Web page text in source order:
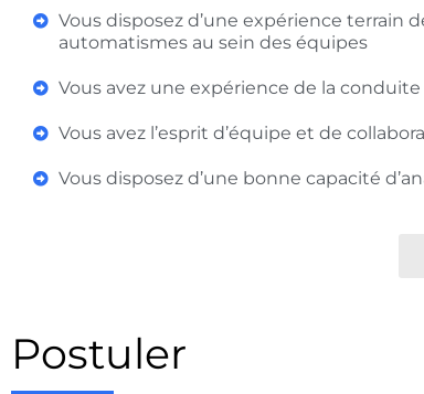
Vous disposez d’une expérience terrain
automatismes au sein des équipes
Vous avez une expérience de la
Vous avez l’esprit d’équipe et de
Vous disposez d’une bonne capacité
Postuler